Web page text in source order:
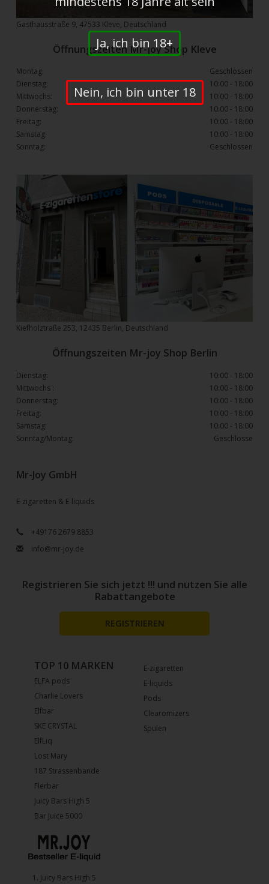
Mr-Joy GmbH
E-zigaretten & E-liquids
+49176 2679 8853
info@mr-joy.de
Gasthausstraße 9, 47533 Kleve, Deutschland
Kiefholztraße 253, 12435 Berlin, Deutschland
Öffnungszeiten Mr-joy Shop Kleve
Montag:
Geschlossen
Dienstag:
10:00 - 18:00
Mittwochs:
10:00 - 18:00
Donnerstag:
10:00 - 18:00
Freitag:
10:00 - 18:00
Samstag:
10:00 - 18:00
Sonntag:
Geschlossen
Öffnungszeiten Mr-joy Shop Berlin
Dienstag:
10:00 - 18:00
Mittwochs :
10:00 - 18:00
Donnerstag:
10:00 - 18:00
Freitag:
10:00 - 18:00
Samstag:
10:00 - 18:00
Sonntag/Montag:
Geschlosse
E-zigaretten
E-liquids
Pods
Clearomizers
Spulen
TOP 10 MARKEN
ELFA pods
Charlie Lovers
Elfbar
SKE CRYSTAL
ElfLiq
Lost Mary
187 Strassenbande
Flerbar
Juicy Bars High 5
Bar Juice 5000
1.⁠ ⁠Juicy Bars High 5
Registrieren Sie sich jetzt !!! und nutzen Sie alle
Rabattangebote
REGISTRIEREN
Ja, ich bin 18+
Nein, ich bin unter 18